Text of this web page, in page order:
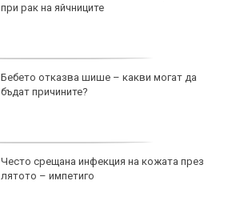
при рак на яйчниците
Бебето отказва шише – какви могат да
бъдат причините?
Често срещана инфекция на кожата през
лятото – импетиго